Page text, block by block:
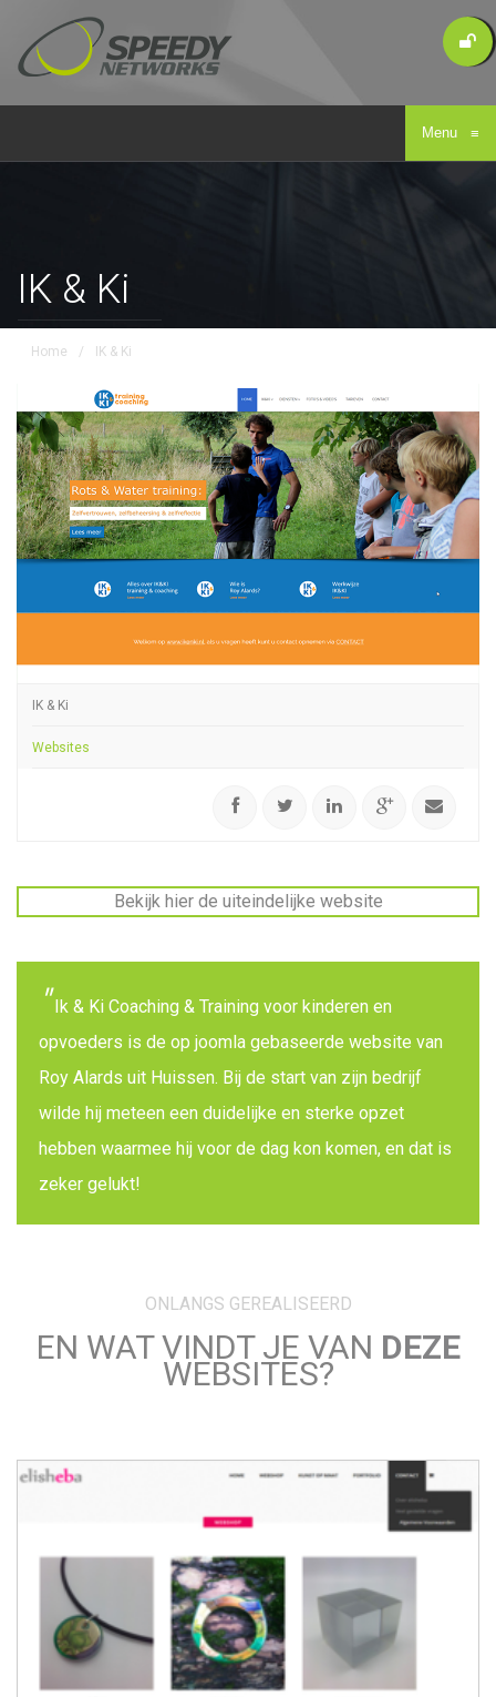
Menu ≡
IK & Ki
Home / IK & Ki
IK & Ki
Websites
Ik & Ki Coaching & Training voor kinderen en
opvoeders is de op joomla gebaseerde website van
Roy Alards uit Huissen. Bij de start van zijn bedrijf
wilde hij meteen een duidelijke en sterke opzet
hebben waarmee hij voor de dag kon komen, en dat is
zeker gelukt!
ONLANGS GEREALISEERD
EN WAT VINDT JE VAN DEZE
WEBSITES?